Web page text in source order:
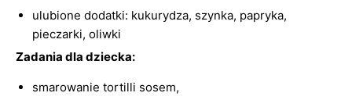
ulubione dodatki: kukurydza, szynka, papryka,
pieczarki, oliwki
Zadania dla dziecka:
smarowanie tortilli sosem,